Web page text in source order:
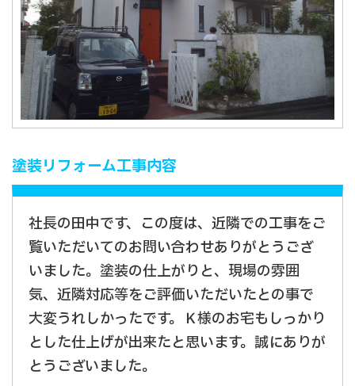
塗装リフォーム工事内容
社長の田中です、この度は、近隣での工事をご
覧いただいてのお問い合わせありがとうござ
いました。塗装の仕上がりと、現場の雰囲
気、近隣対応等をご評価いただいたとの事で
大変うれしかったです。Ｋ様のお宅もしっかり
とした仕上げが出来たと思います。誠にありが
とうございました。